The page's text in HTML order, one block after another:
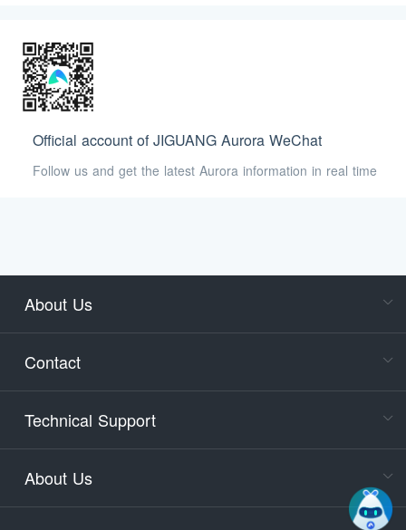
Official account of JIGUANG Aurora WeChat
Follow us and get the latest Aurora information in real time
About Us
Contact
Technical Support
About Us
days)
9:30-